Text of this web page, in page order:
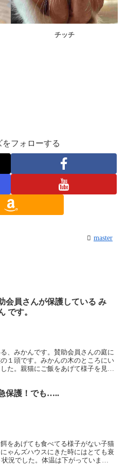
チッチ
フォローする
master
会員さんが保護している み
です。
、みかんです。賛助会員さんの庭に
１頭です。みかんの木のところにい
た。親猫にご飯をあげて様子を見よ
保護！でも…..
をあげても食べてる様子がない子猫
ゃんズハウスにきた時にはとても衰
況でした。体温は下がっていまし